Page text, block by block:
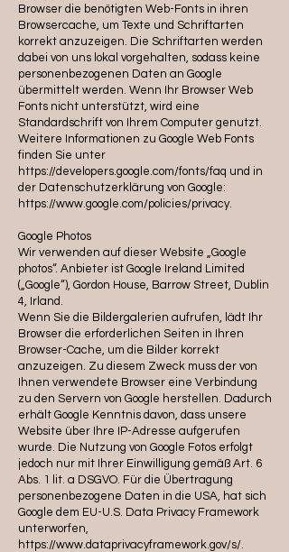
Browser die benötigten Web-Fonts in ihren
Browsercache, um Texte und Schriftarten
korrekt anzuzeigen. Die Schriftarten werden
dabei von uns lokal vorgehalten, sodass keine
personenbezogenen Daten an Google
übermittelt werden. Wenn Ihr Browser Web
Fonts nicht unterstützt, wird eine
Standardschrift von Ihrem Computer genutzt.
Weitere Informationen zu Google Web Fonts
finden Sie unter
https://developers.google.com/fonts/faq und in
der Datenschutzerklärung von Google:
https://www.google.com/policies/privacy.
Google Photos
Wir verwenden auf dieser Website „Google
photos“. Anbieter ist Google Ireland Limited
(„Google“), Gordon House, Barrow Street, Dublin
4, Irland.
Wenn Sie die Bildergalerien aufrufen, lädt Ihr
Browser die erforderlichen Seiten in Ihren
Browser-Cache, um die Bilder korrekt
anzuzeigen. Zu diesem Zweck muss der von
Ihnen verwendete Browser eine Verbindung
zu den Servern von Google herstellen. Dadurch
erhält Google Kenntnis davon, dass unsere
Website über Ihre IP-Adresse aufgerufen
wurde. Die Nutzung von Google Fotos erfolgt
jedoch nur mit Ihrer Einwilligung gemäß Art. 6
Abs. 1 lit. a DSGVO. Für die Übertragung
personenbezogene Daten in die USA, hat sich
Google dem EU-U.S. Data Privacy Framework
unterworfen,
https://www.dataprivacyframework.gov/s/.